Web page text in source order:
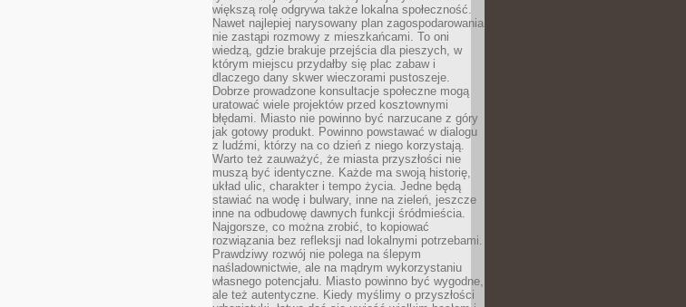
większą rolę odgrywa także lokalna społeczność.
Nawet najlepiej narysowany plan zagospodarowania
nie zastąpi rozmowy z mieszkańcami. To oni
wiedzą, gdzie brakuje przejścia dla pieszych, w
którym miejscu przydałby się plac zabaw i
dlaczego dany skwer wieczorami pustoszeje.
Dobrze prowadzone konsultacje społeczne mogą
uratować wiele projektów przed kosztownymi
błędami. Miasto nie powinno być narzucane z góry
jak gotowy produkt. Powinno powstawać w dialogu
z ludźmi, którzy na co dzień z niego korzystają.
Warto też zauważyć, że miasta przyszłości nie
muszą być identyczne. Każde ma swoją historię,
układ ulic, charakter i tempo życia. Jedne będą
stawiać na wodę i bulwary, inne na zieleń, jeszcze
inne na odbudowę dawnych funkcji śródmieścia.
Najgorsze, co można zrobić, to kopiować
rozwiązania bez refleksji nad lokalnymi potrzebami.
Prawdziwy rozwój nie polega na ślepym
naśladownictwie, ale na mądrym wykorzystaniu
własnego potencjału. Miasto powinno być wygodne,
ale też autentyczne. Kiedy myślimy o przyszłości